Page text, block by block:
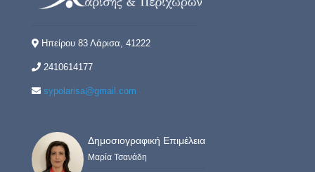
Ηπείρου 83 Λάρισα, 41222
2410614177
sypolarisa@gmail.com
Δημοσιογραφική Επιμέλεια
Μαρία Τσανάδη